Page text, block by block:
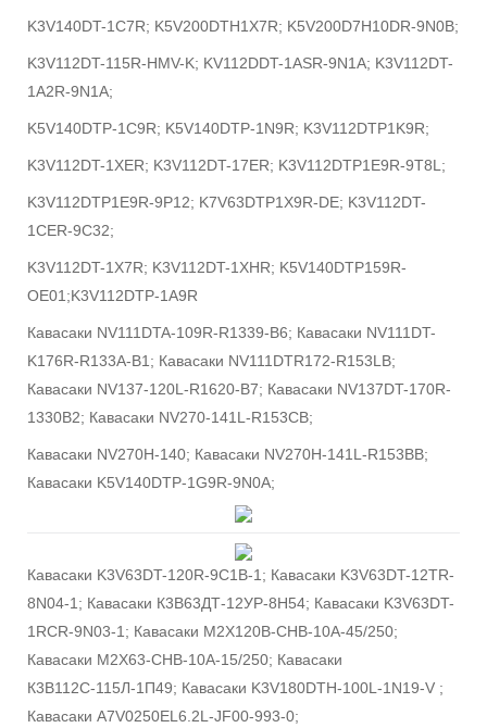
K3V140DT-1C7R; K5V200DTH1X7R; K5V200D7H10DR-9N0B;
K3V112DT-115R-HMV-K; KV112DDT-1ASR-9N1A; K3V112DT-
1A2R-9N1A;
K5V140DTP-1C9R; K5V140DTP-1N9R; K3V112DTP1K9R;
K3V112DT-1XER; K3V112DT-17ER; K3V112DTP1E9R-9T8L;
K3V112DTP1E9R-9P12; K7V63DTP1X9R-DE; K3V112DT-
1CER-9C32;
K3V112DT-1X7R; K3V112DT-1XHR; K5V140DTP159R-
OE01;K3V112DTP-1A9R
Кавасаки NV111DTA-109R-R1339-B6; Кавасаки NV111DT-
K176R-R133A-B1; Кавасаки NV111DTR172-R153LB;
Кавасаки NV137-120L-R1620-B7; Кавасаки NV137DT-170R-
1330B2; Кавасаки NV270-141L-R153CB;
Кавасаки NV270H-140; Кавасаки NV270H-141L-R153BB;
Кавасаки K5V140DTP-1G9R-9N0A;
Кавасаки K3V63DT-120R-9C1B-1; Кавасаки K3V63DT-12TR-
8N04-1; Кавасаки К3В63ДТ-12УР-8Н54; Кавасаки K3V63DT-
1RCR-9N03-1; Кавасаки M2X120B-CHB-10A-45/250;
Кавасаки M2X63-CHB-10A-15/250; Кавасаки
К3В112С-115Л-1П49; Кавасаки K3V180DTH-100L-1N19-V ;
Кавасаки A7V0250EL6.2L-JF00-993-0;